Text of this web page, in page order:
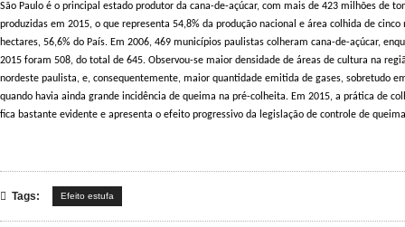
São Paulo é o principal estado produtor da cana-de-açúcar, com mais de 423 milhões de
produzidas em 2015, o que representa 54,8% da produção nacional e área colhida de cinco
hectares, 56,6% do País. Em 2006, 469 municípios paulistas colheram cana-de-açúcar,
2015 foram 508, do total de 645. Observou-se maior densidade de áreas de cultura na
nordeste paulista, e, consequentemente, maior quantidade emitida de gases, sobretudo
quando havia ainda grande incidência de queima na pré-colheita. Em 2015, a prática de
fica bastante evidente e apresenta o efeito progressivo da legislação de controle de
 Tags: Efeito estufa